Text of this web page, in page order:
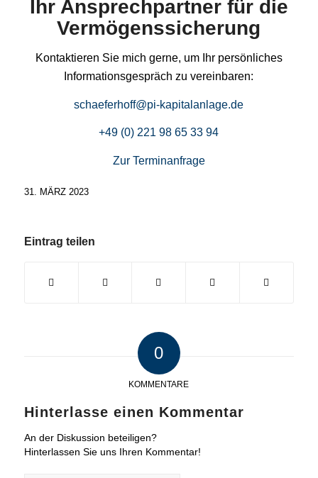
Ihr Ansprechpartner für die
Vermögenssicherung
Kontaktieren Sie mich gerne, um Ihr persönliches
Informationsgespräch zu vereinbaren:
schaeferhoff@pi-kapitalanlage.de
+49 (0) 221 98 65 33 94
Zur Terminanfrage
31. MÄRZ 2023
Eintrag teilen
0
KOMMENTARE
Hinterlasse einen Kommentar
An der Diskussion beteiligen?
Hinterlassen Sie uns Ihren Kommentar!